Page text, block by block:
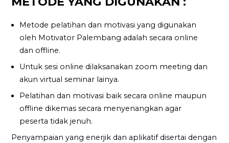
Metode pelatihan dan motivasi yang digunakan
oleh Motivator Palembang adalah secara online
dan offline.
Untuk sesi online dilaksanakan zoom meeting dan
akun virtual seminar lainya.
Pelatihan dan motivasi baik secara online maupun
offline dikemas secara menyenangkan agar
peserta tidak jenuh.
Penyampaian yang enerjik dan aplikatif disertai dengan